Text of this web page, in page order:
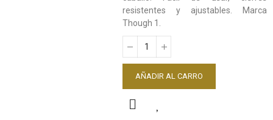
resistentes y ajustables. Marca
Though 1.
AÑADIR AL CARRO